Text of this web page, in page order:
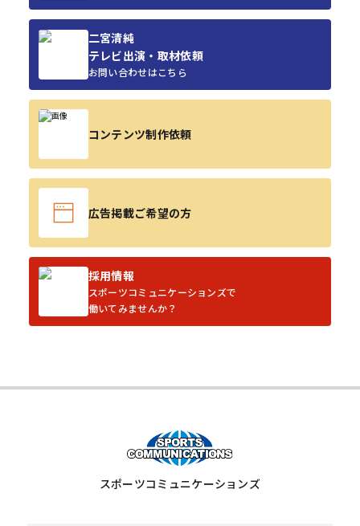
二宮清純
テレビ出演・取材依頼
お問い合わせはこちら
コンテンツ制作依頼
広告掲載ご希望の方
採用情報
スポーツコミュニケーションズで
働いてみませんか？
スポーツコミュニケーションズ